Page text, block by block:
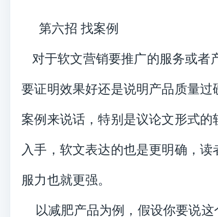
第六招 找案例
对于软文营销要推广的服务或者
要证明效果好还是说明产品质量过
案例来说话，特别是议论文形式的
入手，软文表达的也是更明确，读
服力也就更强。
以减肥产品为例，假设你要说这